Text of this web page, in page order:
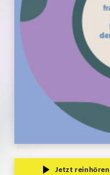
Jetzt reinhören